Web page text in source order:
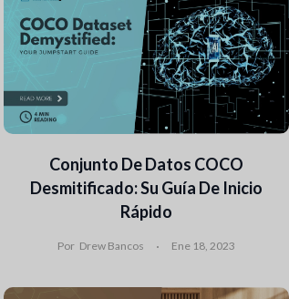
Conjunto De Datos COCO
Desmitificado: Su Guía De Inicio
Rápido
Por Drew Bancos Ene 18, 2023